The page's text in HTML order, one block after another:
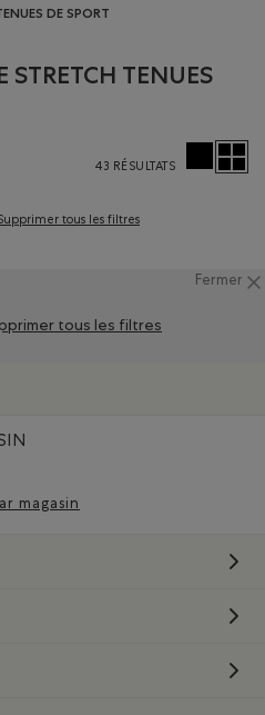
DE SPORT
STRETCH TENUES
tous les filtres
43 RÉSULTATS
Fermer
selon Composition : Restore
tous les filtres
magasin